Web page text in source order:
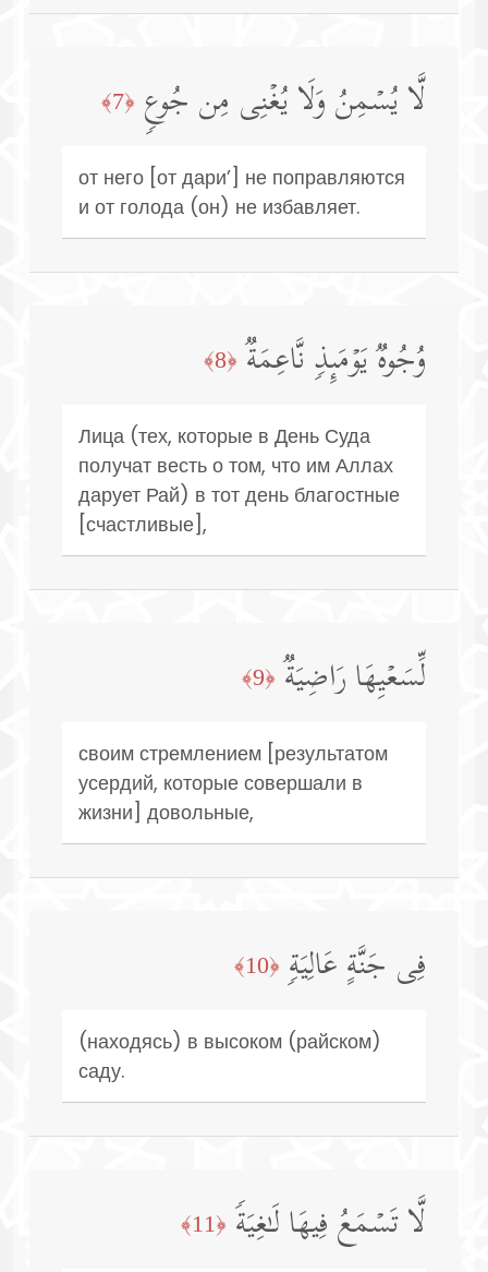
لَّا یُسۡمِنُ وَلَا یُغۡنِی مِن جُوعࣲ ﴿7﴾
от него [от дари’] не поправляются
и от голода (он) не избавляет.
وُجُوهࣱ یَوۡمَىِٕذࣲ نَّاعِمَةࣱ ﴿8﴾
Лица (тех, которые в День Суда
получат весть о том, что им Аллах
дарует Рай) в тот день благостные
[счастливые],
لِّسَعۡیِهَا رَاضِیَةࣱ ﴿9﴾
своим стремлением [результатом
усердий, которые совершали в
жизни] довольные,
فِی جَنَّةٍ عَالِیَةࣲ ﴿10﴾
(находясь) в высоком (райском)
саду.
لَّا تَسۡمَعُ فِیهَا لَـٰغِیَةࣰ ﴿11﴾